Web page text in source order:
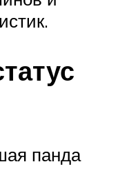
панда